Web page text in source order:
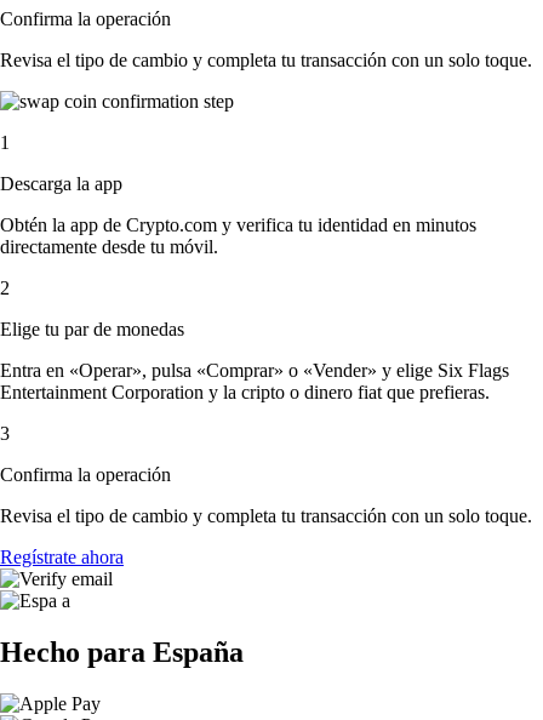
Confirma la operación
Revisa el tipo de cambio y completa tu transacción con un solo toque.
1
Descarga la app
Obtén la app de Crypto.com y verifica tu identidad en minutos
directamente desde tu móvil.
2
Elige tu par de monedas
Entra en «Operar», pulsa «Comprar» o «Vender» y elige Six Flags
Entertainment Corporation y la cripto o dinero fiat que prefieras.
3
Confirma la operación
Revisa el tipo de cambio y completa tu transacción con un solo toque.
Regístrate ahora
Hecho para España